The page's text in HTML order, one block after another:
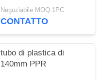
Negoziabile MOQ:1PC
CONTATTO
tubo di plastica di
140mm PPR